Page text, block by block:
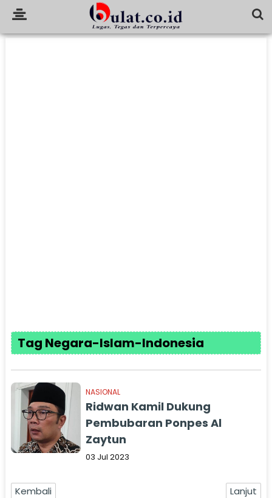
Tag Negara-Islam-Indonesia
NASIONAL
Ridwan Kamil Dukung
Pembubaran Ponpes Al
Zaytun
03 Jul 2023
Kembali Lanjut